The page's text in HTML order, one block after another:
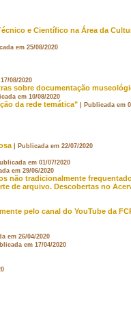
e Científico na Área da
em 25/08/2020
08/2020
sobre documentação
em 10/08/2020
da rede temática" | Publicada em
| Publicada em 22/07/2020
em 01/07/2020
em 29/06/2020
não tradicionalmente
de arquivo. Descobertas no
pelo canal do YouTube da
em 26/04/2020
em 17/04/2020